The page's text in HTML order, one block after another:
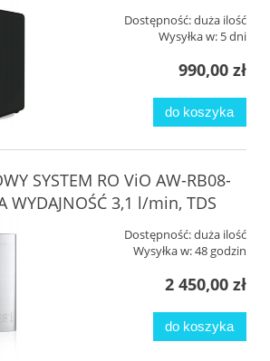
Dostępność:duża ilość
Wysyłka w: 5 dni
990,00 zł
do koszyka
SYSTEM RO ViO AW-RB08-
WYDAJNOŚĆ 3,1 l/min, TDS
Dostępność:duża ilość
Wysyłka w:48 godzin
2 450,00 zł
do koszyka